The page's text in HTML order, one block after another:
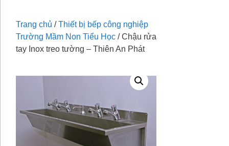
Trang chủ /Thiết bị bếp công nghiệp
Trường Mầm Non Tiểu Học / Chậu rửa
tay Inox treo tường – Thiên An Phát